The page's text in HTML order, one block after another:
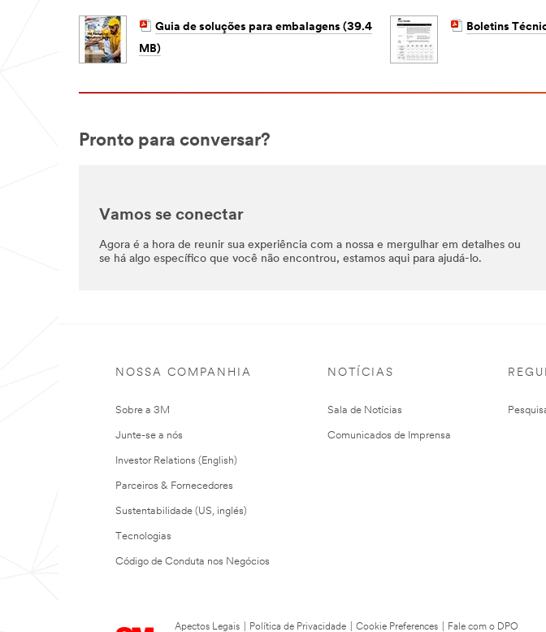
Guia de soluções para embalagens (39.4
MB)
Boletins
Pronto para conversar?
Vamos se conectar
Agora é a hora de reunir sua experiência com a nossa e mergulhar em detalhes ou
se há algo específico que você não encontrou, estamos aqui para ajudá-lo.
NOSSA COMPANHIA
Sobre a 3M
Junte-se a nós
Investor Relations (English)
Parceiros & Fornecedores
Sustentabilidade (US, inglés)
Tecnologias
Código de Conduta nos Negócios
NOTÍCIAS
Sala de Notícias
Comunicados de Imprensa
Apectos Legais Política de Privacidade Cookie Preferences Fale com o DPO